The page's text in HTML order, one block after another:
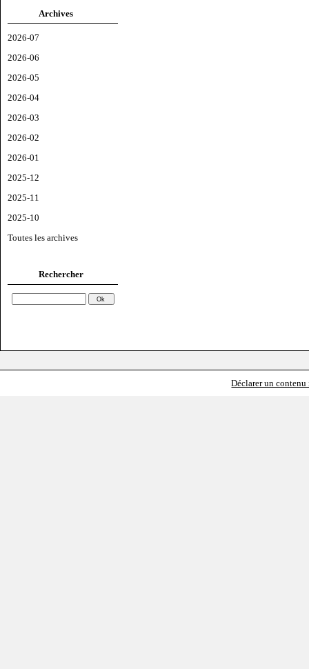
Archives
2026-07
2026-06
2026-05
2026-04
2026-03
2026-02
2026-01
2025-12
2025-11
2025-10
Toutes les archives
Rechercher
Déclarer un